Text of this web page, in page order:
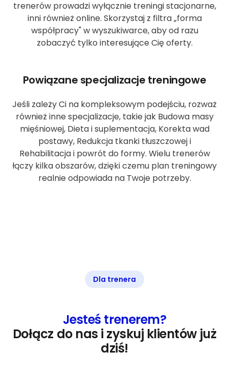
trenerów prowadzi wyłącznie treningi stacjonarne,
inni również online. Skorzystaj z filtra „forma
współpracy" w wyszukiwarce, aby od razu
zobaczyć tylko interesujące Cię oferty.
Powiązane specjalizacje treningowe
Jeśli zależy Ci na kompleksowym podejściu, rozważ
również inne specjalizacje, takie jak Budowa masy
mięśniowej, Dieta i suplementacja, Korekta wad
postawy, Redukcja tkanki tłuszczowej i
Rehabilitacja i powrót do formy. Wielu trenerów
łączy kilka obszarów, dzięki czemu plan treningowy
realnie odpowiada na Twoje potrzeby.
Dla trenera
Jesteś trenerem?
Dołącz do nas i zyskuj klientów już
dziś!